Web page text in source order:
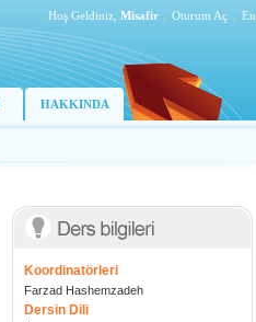
Hoş Geldiniz, Misafir Oturum Aç
HAKKINDA
Koordinatörleri
Farzad Hashemzadeh
Dersin Dili